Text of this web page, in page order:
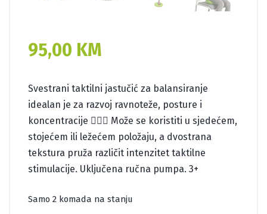
95,00 KM
Svestrani taktilni jastučić za balansiranje
idealan je za razvoj ravnoteže, posture i
koncentracije 🧘‍♂️⚖️ Može se koristiti u sjedećem,
stojećem ili ležećem položaju, a dvostrana
tekstura pruža različit intenzitet taktilne
stimulacije. Uključena ručna pumpa. 3+
Samo 2 komada na stanju